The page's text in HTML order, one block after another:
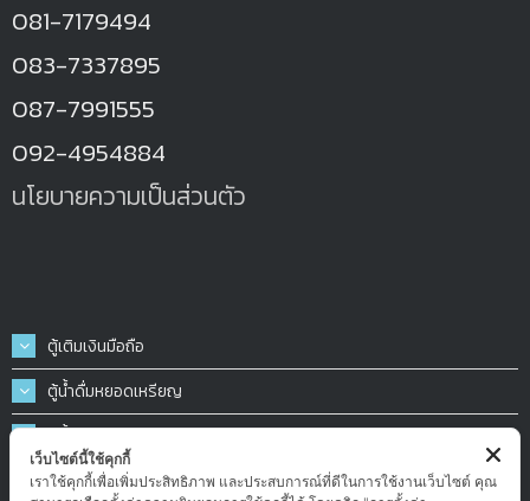
081-7179494
083-7337895
087-7991555
092-4954884
นโยบายความเป็นส่วนตัว
ตู้เติมเงินมือถือ
ตู้น้ำดื่มหยอดเหรียญ
ตู้น้ำมันหยอดเหรียญ
ตู้ฉีดน้ำ-ฉีดโฟมล้างรถหยอดเหรียญ
เว็บไซต์นี้ใช้คุกกี้
เราใช้คุกกี้เพื่อเพิ่มประสิทธิภาพ และประสบการณ์ที่ดีในการใช้งานเว็บไซต์ คุณ